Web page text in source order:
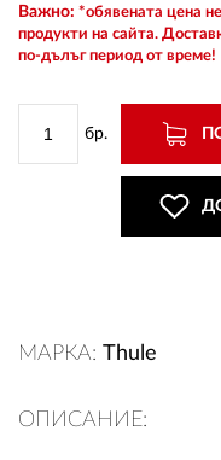
Важно: *обявената цена
продукти на сайта.
по-дълъг период от време!
бр.
МАРКА: Thule
ОПИСАНИЕ:
РЕГИСТРАЦИЯ
КОНТАКТИ
ОБЩИ УСЛОВИЯ
СТОКИ НА КРЕДИТ
ПОЛИТИКА ЗА
ПЛАТФОРМА ЗА ОРС